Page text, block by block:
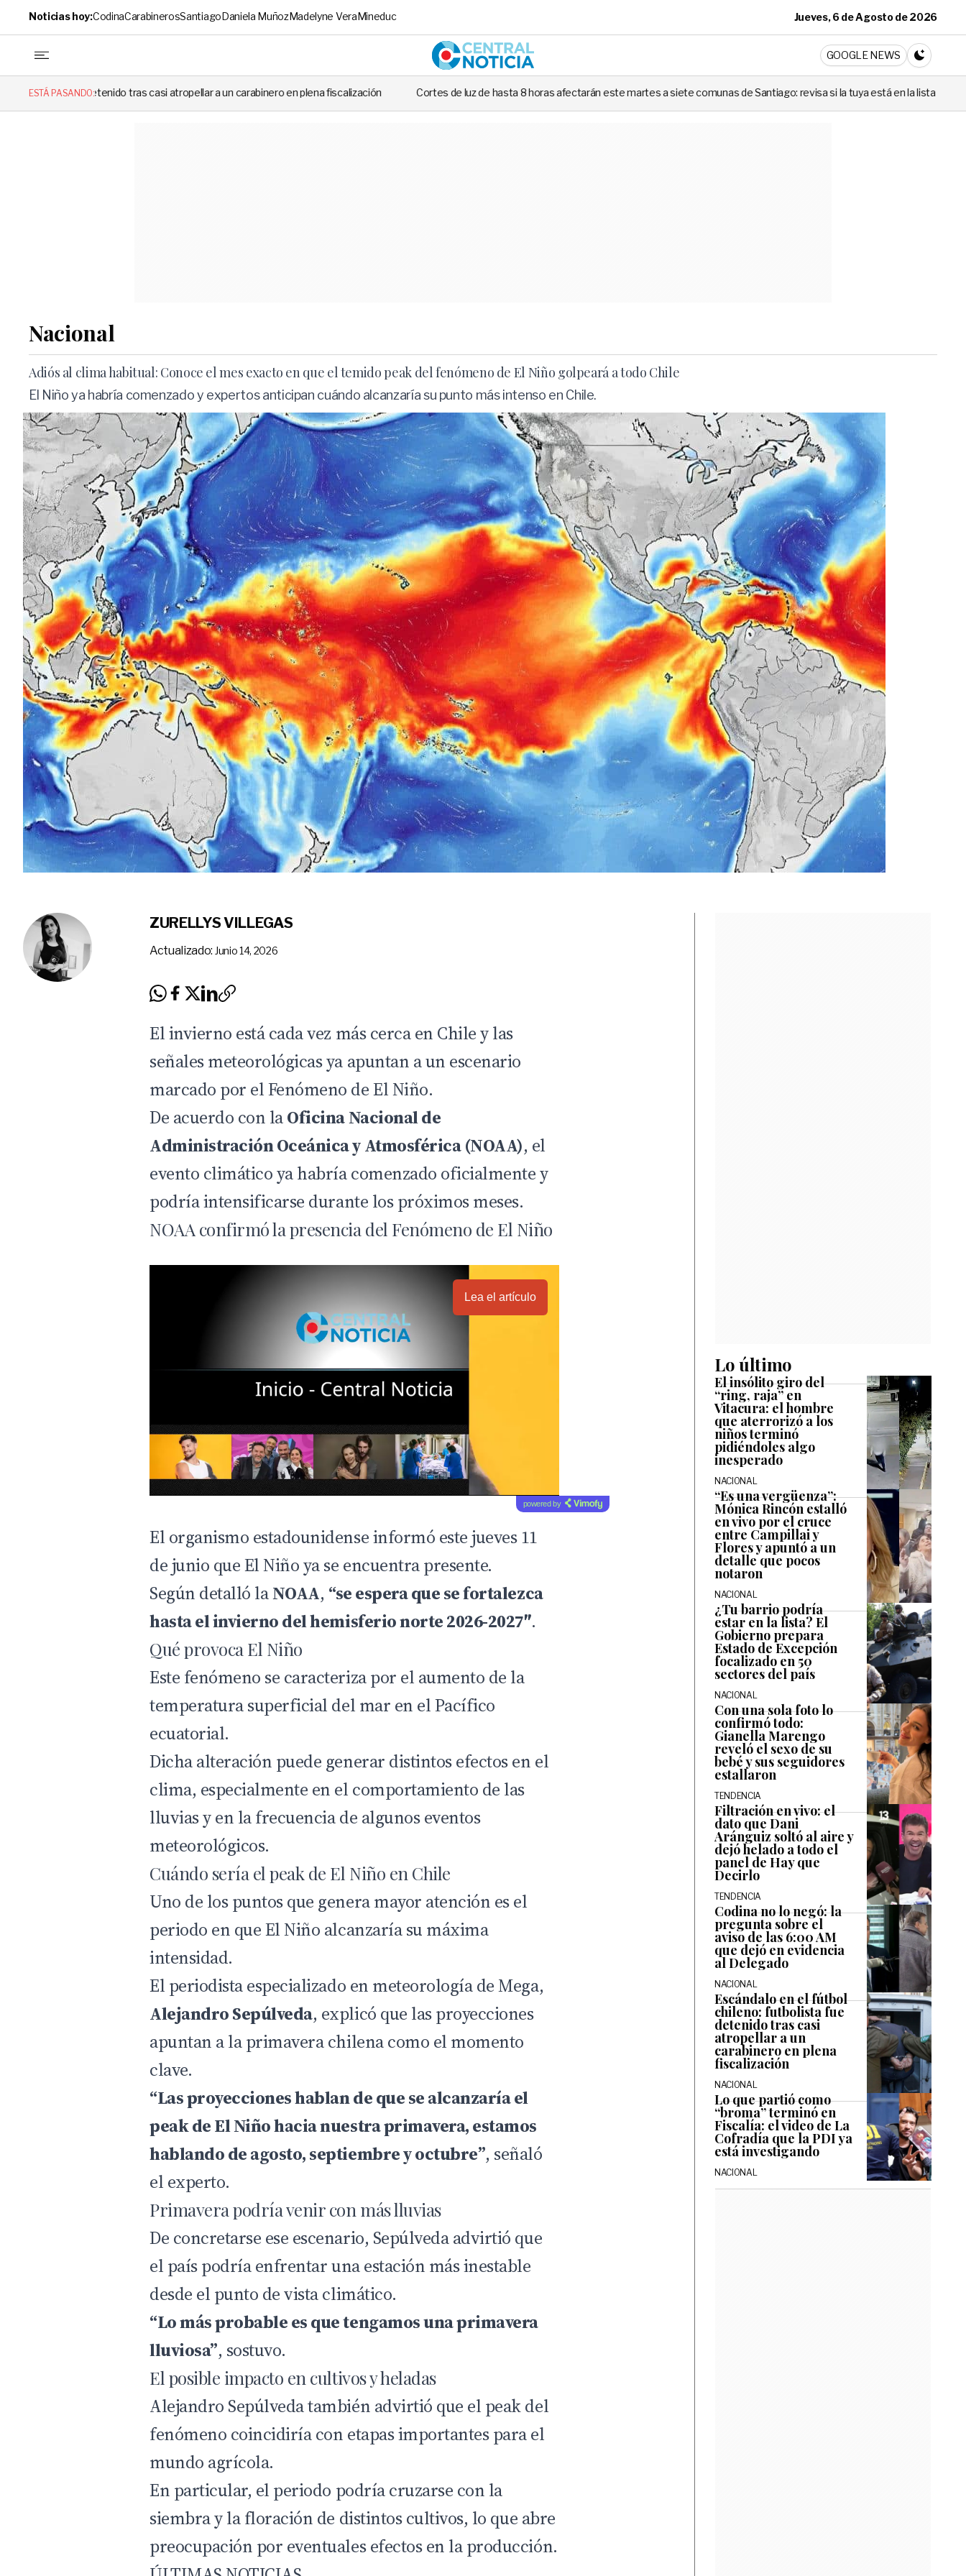
Noticias hoy:CodinaCarabinerosSantiagoDaniela MuñozMadelyne VeraMineduc Jueves, 6 de Agosto de 2026
Central Noticia
GOOGLE NEWS
CAMBIA A
ESTÁ PASANDO:
tras casi atropellar a un carabinero en plena fiscalización Cortes de luz de hasta 8 horas afectarán este martes a siete comunas de Santiago: revisa si la tuya está en la lista Codina no lo negó: la
Nacional
Adiós al clima habitual: Conoce el mes exacto en que el temido peak del fenómeno de El Niño golpeará a todo Chile
El Niño ya habría comenzado y expertos anticipan cuándo alcanzaría su punto más intenso en Chile.
ZURELLYS VILLEGAS
Actualizado: Junio 14, 2026
El invierno está cada vez más cerca en Chile y las
señales meteorológicas ya apuntan a un escenario
marcado por el Fenómeno de El Niño.
De acuerdo con laOficina Nacional de
Administración Oceánica y Atmosférica (NOAA), el
evento climático ya habría comenzado oficialmente y
podría intensificarse durante los próximos meses.
NOAA confirmó la presencia del Fenómeno de El Niño
Lea el artículo
powered by
El organismo estadounidense informó este jueves 11
de junio que El Niño ya se encuentra presente.
Según detalló laNOAA, “se espera que se fortalezca
hasta el invierno del hemisferio norte 2026-2027″.
Qué provoca El Niño
Este fenómeno se caracteriza por el aumento de la
temperatura superficial del mar en el Pacífico
ecuatorial.
Dicha alteración puede generar distintos efectos en el
clima, especialmente en el comportamiento de las
lluvias y en la frecuencia de algunos eventos
meteorológicos.
Cuándo sería el peak de El Niño en Chile
Uno de los puntos que genera mayor atención es el
periodo en que El Niño alcanzaría su máxima
intensidad.
El periodista especializado en meteorología de Mega,
Alejandro Sepúlveda, explicó que las proyecciones
apuntan a la primavera chilena como el momento
clave.
“Las proyecciones hablan de que se alcanzaría el
peak de El Niño hacia nuestra primavera, estamos
hablando de agosto, septiembre y octubre”, señaló
el experto.
Primavera podría venir con más lluvias
De concretarse ese escenario, Sepúlveda advirtió que
el país podría enfrentar una estación más inestable
desde el punto de vista climático.
“Lo más probable es que tengamos una primavera
lluviosa”, sostuvo.
El posible impacto en cultivos y heladas
Alejandro Sepúlveda también advirtió que el peak del
fenómeno coincidiría con etapas importantes para el
mundo agrícola.
En particular, el periodo podría cruzarse con la
siembra y la floración de distintos cultivos, lo que abre
preocupación por eventuales efectos en la producción.
Lo último
El insólito giro del
“ring, raja” en
Vitacura: el hombre
que aterrorizó a los
niños terminó
pidiéndoles algo
inesperado
NACIONAL
“Es una vergüenza”:
Mónica Rincón estalló
en vivo por el cruce
entre Campillai y
Flores y apuntó a un
detalle que pocos
notaron
NACIONAL
¿Tu barrio podría
estar en la lista? El
Gobierno prepara
Estado de Excepción
focalizado en 50
sectores del país
NACIONAL
Con una sola foto lo
confirmó todo:
Gianella Marengo
reveló el sexo de su
bebé y sus seguidores
estallaron
TENDENCIA
Filtración en vivo: el
dato que Dani
Aránguiz soltó al aire y
dejó helado a todo el
panel de Hay que
Decirlo
TENDENCIA
Codina no lo negó: la
pregunta sobre el
aviso de las 6:00 AM
que dejó en evidencia
al Delegado
NACIONAL
Escándalo en el fútbol
chileno: futbolista fue
detenido tras casi
atropellar a un
carabinero en plena
fiscalización
NACIONAL
Lo que partió como
“broma” terminó en
Fiscalía: el video de La
Cofradía que la PDI ya
está investigando
NACIONAL